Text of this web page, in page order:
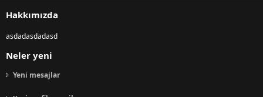
Hakkımızda
asdadasdadasd
Neler yeni
Yeni mesajlar